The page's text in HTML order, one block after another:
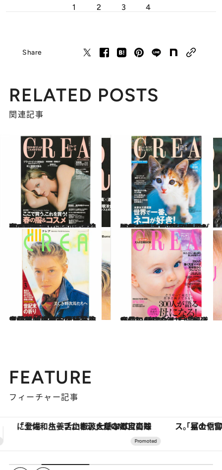
1 2 3 4
Share
RELATED POSTS
関連記事
2024.12.26
CREA表紙プレイバック【2001年4月号～6月号】春の服＆コスメ、極上ソウル最新案内、恋する映画！
カルチャー 2025.1.6
CREA表紙プレイバック【2001年7月号～9月号】勝負のヘアケア!最強のヘアスタイル!、「和のリゾート」極上案内、世界で一番、ネコが好き!
カルチャー
2024.11.7
【CREA1990年1月号～3月号】独占インタビュー ワレサ「連帯」委員長夫人、ピルの自由化、宗教大特集「世紀末の祈り」
カルチャー 2024.11.7
【CREA2010年1月号～3月号】母になる！、30代からのお腹やせ、47都道府県のパワースポット
カルチャー
FEATURE
フィーチャー記事
「星のや富士」でデジタルデトックス。冨士信仰の歴史を辿り、心身を調える。 【夏限定ディナーコース】旬を